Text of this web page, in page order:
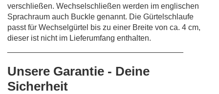
verschließen. Wechselschließen werden im englischen
Sprachraum auch Buckle genannt. Die Gürtelschlaufe
passt für Wechselgürtel bis zu einer Breite von ca. 4 cm,
dieser ist nicht im Lieferumfang enthalten.
Unsere Garantie - Deine
Sicherheit